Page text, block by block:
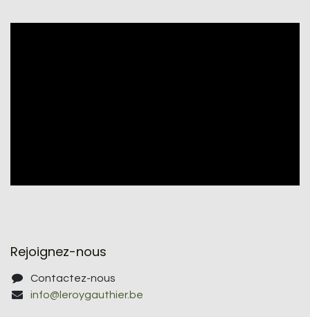
Rejoignez-nous
Contactez-nous
info@leroygauthier.be